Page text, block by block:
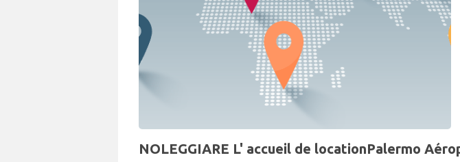
NOLEGGIARE L' accueil de locationPalermo